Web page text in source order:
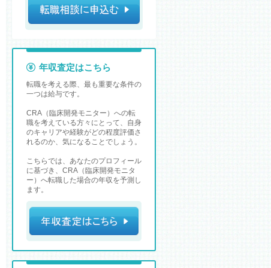
年収査定はこちら
転職を考える際、最も重要な条件の
一つは給与です。
CRA（臨床開発モニター）への転
職を考えている方々にとって、自身
のキャリアや経験がどの程度評価さ
れるのか、気になることでしょう。
こちらでは、あなたのプロフィール
に基づき、CRA（臨床開発モニタ
ー）へ転職した場合の年収を予測し
ます。